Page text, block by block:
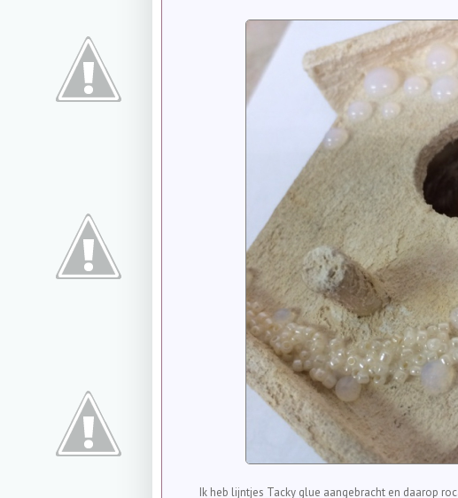
Ik heb lijntjes Tacky glue aangebracht en daarop